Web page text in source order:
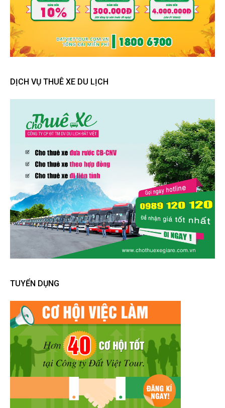
DỊCH VỤ THUÊ XE DU LỊCH
TUYỂN DỤNG